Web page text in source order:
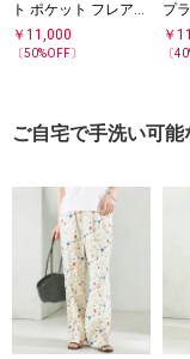
ト ポケット フレア
スカート
￥ 11,000
〔50%OFF〕
プ
ッ
ト
￥
〔40
ご自宅で手洗い可